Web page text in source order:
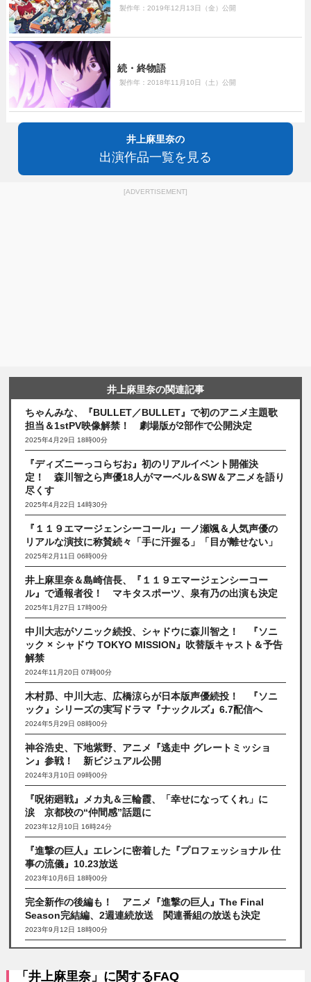
製作年：2019年12月13日（金）公開
続・終物語
製作年：2018年11月10日（土）公開
井上麻里奈の
出演作品一覧を見る
[ADVERTISEMENT]
井上麻里奈の関連記事
ちゃんみな、『BULLET／BULLET』で初のアニメ主題歌
担当＆1stPV映像解禁！ 劇場版が2部作で公開決定
2025年4月29日 18時00分
『ディズニーっコらぢお』初のリアルイベント開催決
定！ 森川智之ら声優18人がマーベル＆SW＆アニメを語り
尽くす
2025年4月22日 14時30分
『１１９エマージェンシーコール』一ノ瀬颯＆人気声優の
リアルな演技に称賛続々「手に汗握る」「目が離せない」
2025年2月11日 06時00分
井上麻里奈＆島崎信長、『１１９エマージェンシーコー
ル』で通報者役！ マキタスポーツ、泉有乃の出演も決定
2025年1月27日 17時00分
中川大志がソニック続投、シャドウに森川智之！ 『ソニ
ック × シャドウ TOKYO MISSION』吹替版キャスト＆予告
解禁
2024年11月20日 07時00分
木村昴、中川大志、広橋涼らが日本版声優続投！ 『ソニ
ック』シリーズの実写ドラマ『ナックルズ』6.7配信へ
2024年5月29日 08時00分
神谷浩史、下地紫野、アニメ『逃走中 グレートミッショ
ン』参戦！ 新ビジュアル公開
2024年3月10日 09時00分
『呪術廻戦』メカ丸＆三輪霞、「幸せになってくれ」に
涙 京都校の“仲間感”話題に
2023年12月10日 16時24分
『進撃の巨人』エレンに密着した『プロフェッショナル 仕
事の流儀』10.23放送
2023年10月6日 18時00分
完全新作の後編も！ アニメ『進撃の巨人』The Final
Season完結編、2週連続放送 関連番組の放送も決定
2023年9月12日 18時00分
「井上麻里奈」に関するFAQ